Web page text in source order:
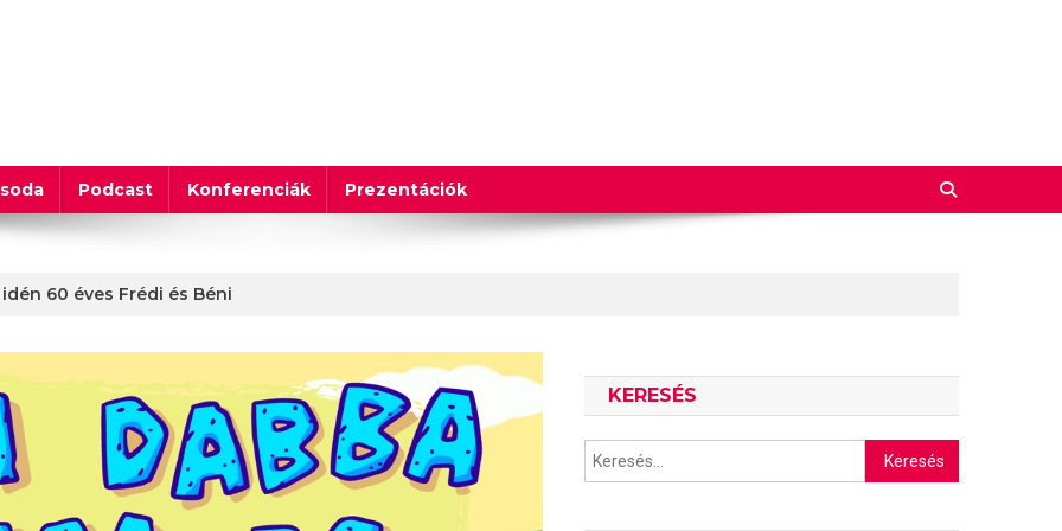
Podcast Konferenciák Prezentációk
60 éves Frédi és Béni
KERESÉS
Keresés: